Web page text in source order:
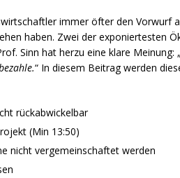
immer öfter den Vorwurf
haben. Zwei der exponiertesten
Sinn hat herzu eine klare Meinung: „
“ In diesem Beitrag werden
rückabwickelbar
(Min 13:50)
nicht vergemeinschaftet werden